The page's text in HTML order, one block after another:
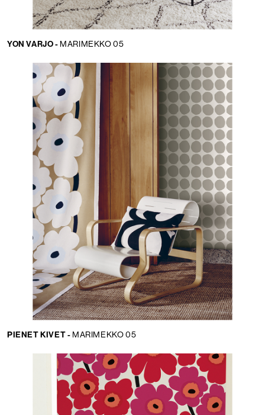
YON VARJO - MARIMEKKO 05
PIENET KIVET - MARIMEKKO 05